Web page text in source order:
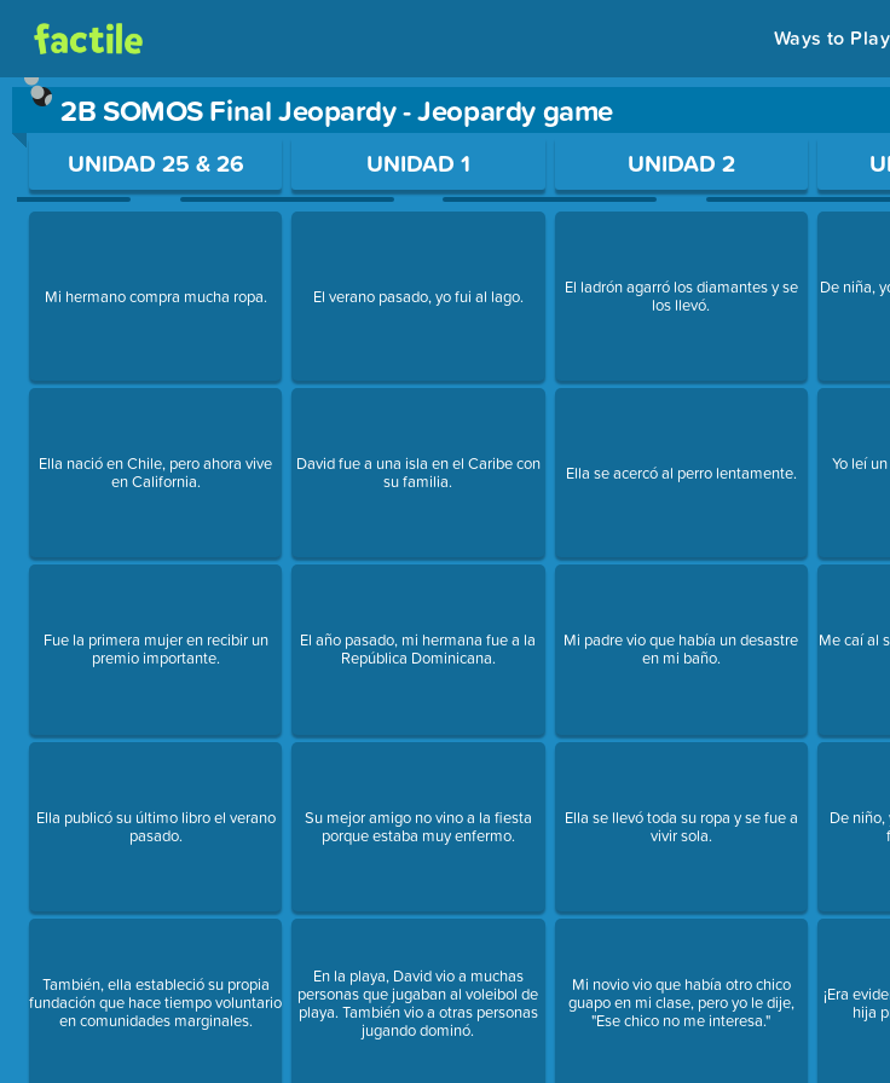
Ways to Play
2B SOMOS Final Jeopardy - Jeopardy game
Use arrow keys to move between questions. Press Enter or Space to open a question.
UNIDAD 25 & 26
Mi hermano compra mucha ropa.
Ella nació en Chile, pero ahora vive
en California.
Fue la primera mujer en recibir un
premio importante.
Ella publicó su último libro el verano
pasado.
También, ella estableció su propia
fundación que hace tiempo voluntario
en comunidades marginales.
UNIDAD 1
El verano pasado, yo fui al lago.
David fue a una isla en el Caribe con
su familia.
El año pasado, mi hermana fue a la
República Dominicana.
Su mejor amigo no vino a la fiesta
porque estaba muy enfermo.
En la playa, David vio a muchas
personas que jugaban al voleibol de
playa. También vio a otras personas
jugando dominó.
UNIDAD 2
El ladrón agarró los diamantes y se
los llevó.
Ella se acercó al perro lentamente.
Mi padre vio que había un desastre
en mi baño.
Ella se llevó toda su ropa y se fue a
vivir sola.
Mi novio vio que había otro chico
guapo en mi clase, pero yo le dije,
"Ese chico no me interesa."
De niña,
Yo leí
Me caí al
De
¡Era
hija